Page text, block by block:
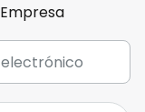
Empresa